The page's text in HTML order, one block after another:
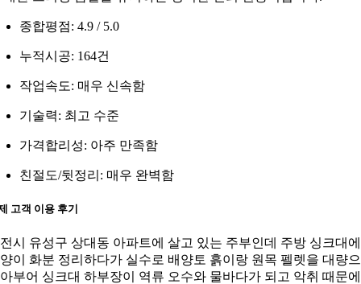
종합평점: 4.9 / 5.0
누적시공: 164건
작업속도: 매우 신속함
기술력: 최고 수준
가격합리성: 아주 만족함
친절도/뒷정리: 매우 완벽함
고객 이용 후기
시 유성구 상대동 아파트에 살고 있는 주부인데 주방 싱크대
이 화분 정리하다가 실수로 배양토 흙이랑 원목 펠렛을 대량
부어 싱크대 하부장이 역류 오수와 물바다가 되고 악취 때문에